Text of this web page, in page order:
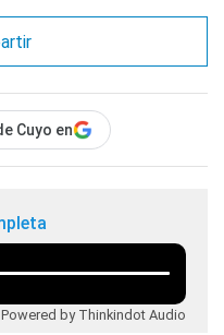
Cuyo en
Powered by Thinkindot Audio